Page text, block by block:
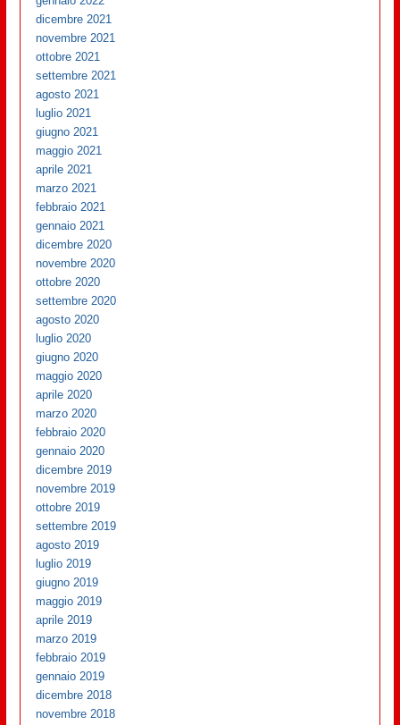
dicembre 2021
novembre 2021
ottobre 2021
settembre 2021
agosto 2021
luglio 2021
giugno 2021
maggio 2021
aprile 2021
marzo 2021
febbraio 2021
gennaio 2021
dicembre 2020
novembre 2020
ottobre 2020
settembre 2020
agosto 2020
luglio 2020
giugno 2020
maggio 2020
aprile 2020
marzo 2020
febbraio 2020
gennaio 2020
dicembre 2019
novembre 2019
ottobre 2019
settembre 2019
agosto 2019
luglio 2019
giugno 2019
maggio 2019
aprile 2019
marzo 2019
febbraio 2019
gennaio 2019
dicembre 2018
novembre 2018